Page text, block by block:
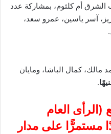
الشرق أم كلثوم، بمشاركة عدد
آسر ياسين، عمرو سعد،
مالك، كمال الباشا، ومايان
.
( الرأى العام
مستمرًّا على مدار